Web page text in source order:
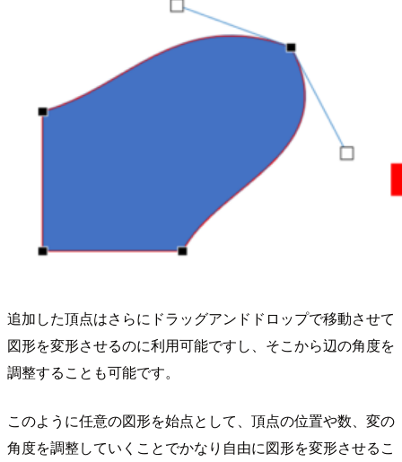
追加した頂点はさらにドラッグアンドドロップで移動させて
図形を変形させるのに利用可能ですし、そこから辺の角度を
調整することも可能です。
このように任意の図形を始点として、頂点の位置や数、変の
角度を調整していくことでかなり自由に図形を変形させるこ